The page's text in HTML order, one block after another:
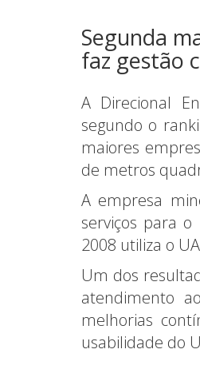
Segunda
faz gestão
A Direcional
segundo o
maiores
de metros
A empresa
serviços para
2008 utiliza o
Um dos
atendimento
melhorias
usabilidade do